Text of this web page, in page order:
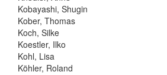
Kobayashi, Shugin
Kober, Thomas
Koch, Silke
Koestler, Ilko
Kohl, Lisa
Köhler, Roland